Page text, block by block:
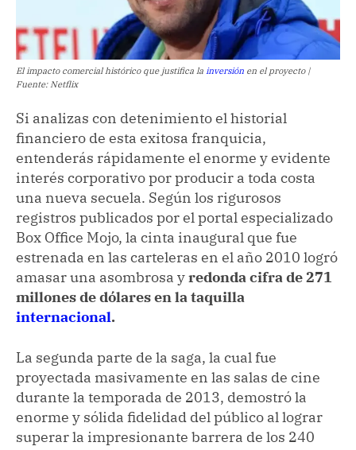
El impacto comercial histórico que justifica la inversión en el proyecto |
Fuente: Netflix
Si analizas con detenimiento el historial
financiero de esta exitosa franquicia,
entenderás rápidamente el enorme y evidente
interés corporativo por producir a toda costa
una nueva secuela. Según los rigurosos
registros publicados por el portal especializado
Box Office Mojo, la cinta inaugural que fue
estrenada en las carteleras en el año 2010 logró
amasar una asombrosa yredonda cifra de 271
millones de dólares en la taquilla
internacional.
La segunda parte de la saga, la cual fue
proyectada masivamente en las salas de cine
durante la temporada de 2013, demostró la
enorme y sólida fidelidad del público al lograr
superar la impresionante barrera de los 240